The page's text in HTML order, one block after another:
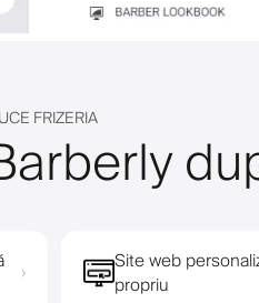
FRIZERIA
›
Site web
propriu